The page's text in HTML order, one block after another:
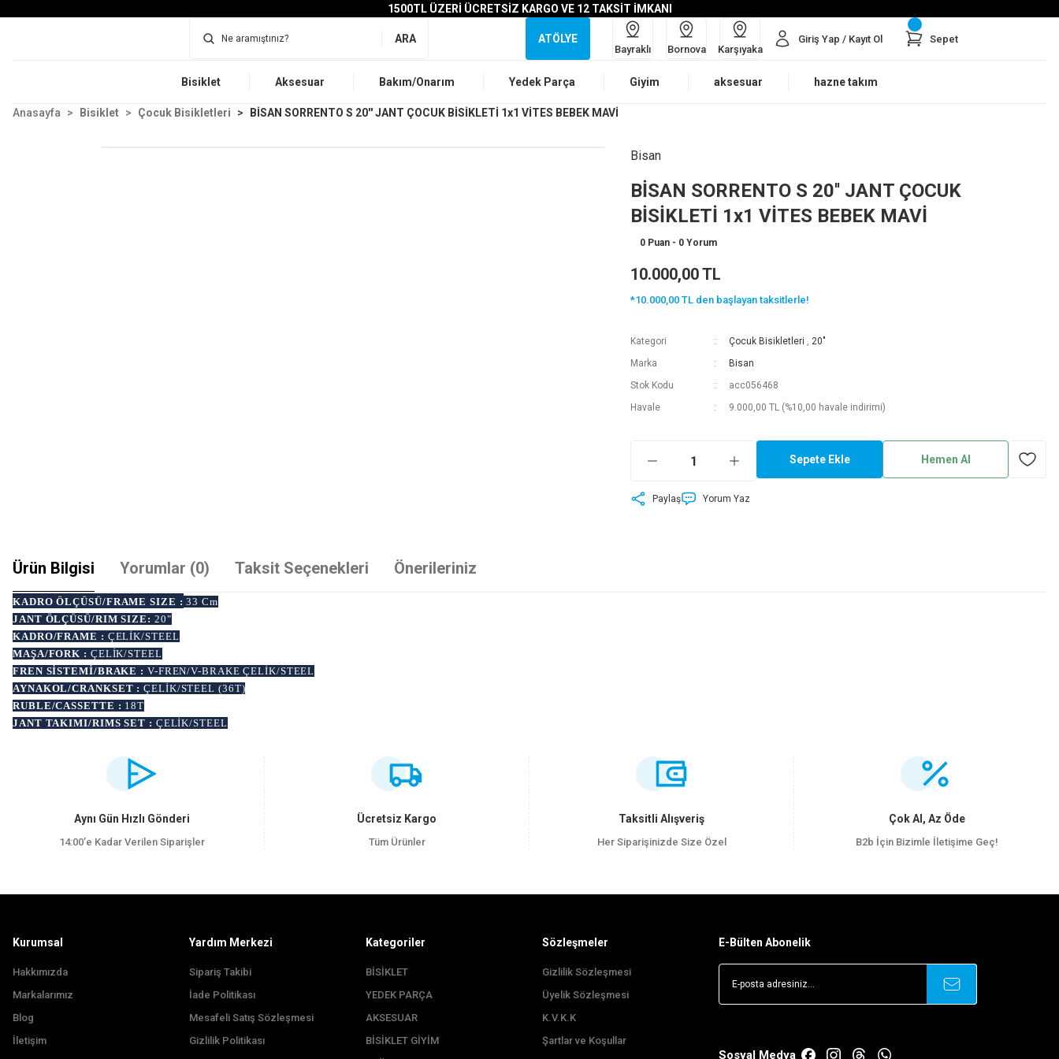
1500TL ÜZERİ ÜCRETSİZ KARGO VE 12 TAKSİT İMKANI
ARA ATÖLYE
Bayraklı Bornova Karşıyaka
Giriş Yap / Kayıt Ol Sepet
Bisiklet Aksesuar Bakım/Onarım Yedek Parça Giyim aksesuar hazne takım
Anasayfa Bisiklet Çocuk Bisikletleri BİSAN SORRENTO S 20'' JANT ÇOCUK BİSİKLETİ 1x1 VİTES BEBEK MAVİ
Bisan
BİSAN SORRENTO S 20'' JANT ÇOCUK
BİSİKLETİ 1x1 VİTES BEBEK MAVİ
0 Puan - 0 Yorum
10.000,00 TL
*10.000,00 TL den başlayan taksitlerle!
Kategori Çocuk Bisikletleri , 20"
Marka
Bisan
Stok Kodu
acc056468
Havale
9.000,00 TL (%10,00 havale indirimi)
Sepete Ekle Hemen Al
Paylaş Yorum Yaz
Ürün Bilgisi Yorumlar (0) Taksit Seçenekleri Önerileriniz
KADRO ÖLÇÜSÜ/FRAME SIZE : 33 Cm
JANT ÖLÇÜSÜ/RIM SIZE: 20"
KADRO/FRAME : ÇELİK/STEEL
MAŞA/FORK : ÇELİK/STEEL
FREN SİSTEMİ/BRAKE : V-FREN/V-BRAKE ÇELİK/STEEL
AYNAKOL/CRANKSET : ÇELİK/STEEL (36T)
RUBLE/CASSETTE : 18T
JANT TAKIMI/RIMS SET : ÇELİK/STEEL
Görüş ve önerileriniz için teşekkür ederiz.
Ürün açıklamasında eksik bilgiler bulunuyor.
Ürün bilgilerinde hatalar bulunuyor.
Aynı Gün Hızlı Gönderi
14:00’e Kadar Verilen Siparişler
Ücretsiz Kargo
Tüm Ürünler
Taksitli Alışveriş
Her Siparişinizde Size Özel
Çok Al, Az Öde
B2b İçin Bizimle İletişime Geç!
Kurumsal
Hakkımızda
Markalarımız
Blog
İletişim
Yardım Merkezi
Sipariş Takibi
İade Politikası
Mesafeli Satış Sözleşmesi
Gizlilik Politikası
Kategoriler
BİSİKLET
YEDEK PARÇA
AKSESUAR
BİSİKLET GİYİM
Sözleşmeler
Gizlilik Sözleşmesi
Üyelik Sözleşmesi
K.V.K.K
Şartlar ve Koşullar
E-Bülten Abonelik
Sosyal Medya